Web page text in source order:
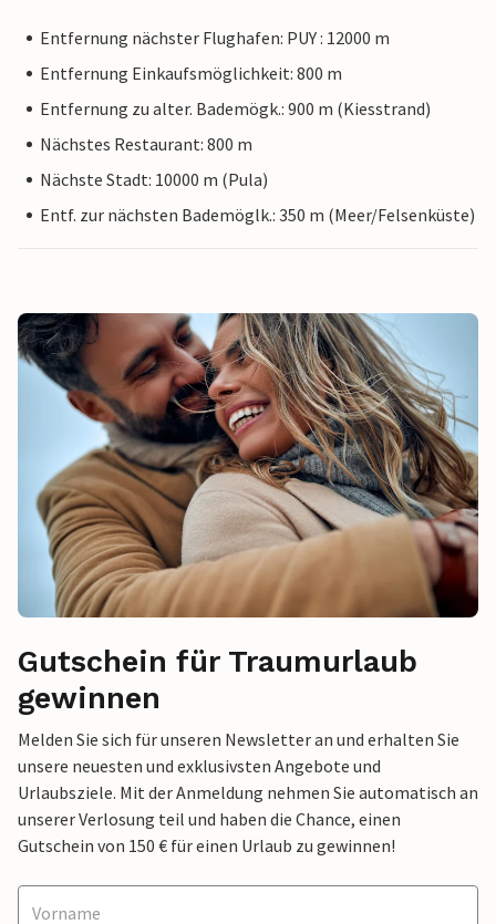
Entfernung nächster Flughafen: PUY : 12000 m
Entfernung Einkaufsmöglichkeit: 800 m
Entfernung zu alter. Bademögk.: 900 m (Kiesstrand)
Nächstes Restaurant: 800 m
Nächste Stadt: 10000 m (Pula)
Entf. zur nächsten Bademöglk.: 350 m (Meer/Felsenküste)
Gutschein für Traumurlaub
gewinnen
Melden Sie sich für unseren Newsletter an und erhalten Sie
unsere neuesten und exklusivsten Angebote und
Urlaubsziele. Mit der Anmeldung nehmen Sie automatisch an
unserer Verlosung teil und haben die Chance, einen
Gutschein von 150 € für einen Urlaub zu gewinnen!